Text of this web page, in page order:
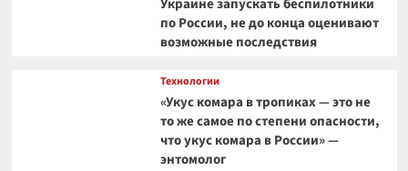
Украине запускать беспилотники
по России, не до конца оценивают
возможные последствия
Технологии
«Укус комара в тропиках — это не
то же самое по степени опасности,
что укус комара в России» —
энтомолог